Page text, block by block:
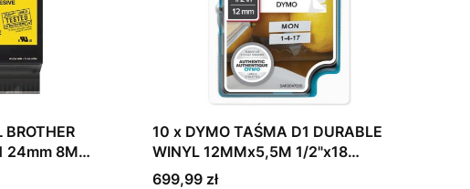
24mm 8M
10 x DYMO TAŚMA D1 DURABLE
WINYL 12MMx5,5M 1/2"x18
CZARNY/BIAŁY BLK/WHT (1)
Cena
699,99 zł